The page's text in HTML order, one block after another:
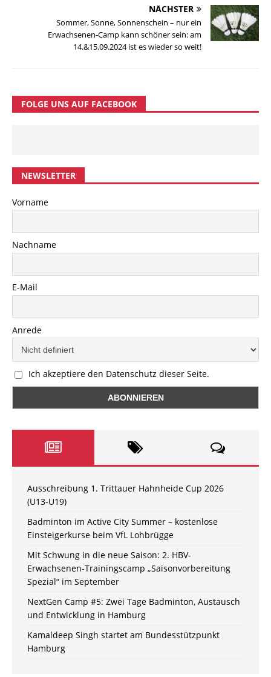
NÄCHSTER
Sommer, Sonne, Sonnenschein – nur ein
Erwachsenen-Camp kann schöner sein: am
14.&15.09.2024 ist es wieder so weit!
FOLGE UNS AUF FACEBOOK
NEWSLETTER
Vorname
Nachname
E-Mail
Anrede
Ich akzeptiere den Datenschutz dieser Seite.
Ausschreibung 1. Trittauer Hahnheide Cup 2026
(U13-U19)
Badminton im Active City Summer – kostenlose
Einsteigerkurse beim VfL Lohbrügge
Mit Schwung in die neue Saison: 2. HBV-
Erwachsenen-Trainingscamp „Saisonvorbereitung
Spezial“ im September
NextGen Camp #5: Zwei Tage Badminton, Austausch
und Entwicklung in Hamburg
Kamaldeep Singh startet am Bundesstützpunkt
Hamburg